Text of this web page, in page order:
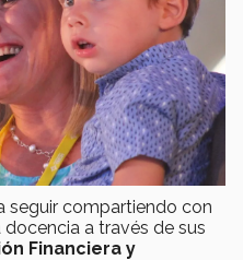
seguir compartiendo con
a través de sus
Financiera y